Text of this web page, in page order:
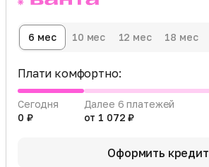
6 мес 10 мес 12 мес 18 мес
Плати комфортно:
Сегодня
0 ₽
Далее 6 платежей
от 1 072 ₽
Оформить кредит